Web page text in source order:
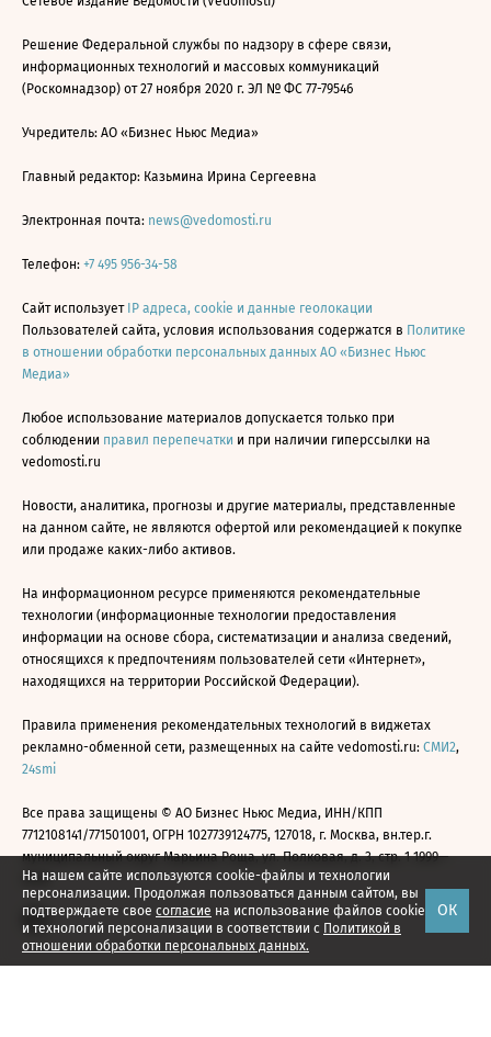
На нашем сайте используются cookie-файлы и технологии
персонализации. Продолжая пользоваться данным сайтом, вы
подтверждаете свое согласие на использование файлов cookie
и технологий персонализации в соответствии с Политикой в
отношении обработки персональных данных.
ОК
Решение Федеральной службы по надзору в сфере связи,
информационных технологий и массовых коммуникаций
(Роскомнадзор) от 27 ноября 2020 г. ЭЛ № ФС 77-79546
Учредитель: АО «Бизнес Ньюс Медиа»
Главный редактор: Казьмина Ирина Сергеевна
Электронная почта: news@vedomosti.ru
Телефон: +7 495 956-34-58
Сайт использует IP адреса, cookie и данные геолокации
Пользователей сайта, условия использования содержатся в Политике
в отношении обработки персональных данных АО «Бизнес Ньюс
Медиа»
Любое использование материалов допускается только при
соблюдении правил перепечатки и при наличии гиперссылки на
vedomosti.ru
Новости, аналитика, прогнозы и другие материалы, представленные
на данном сайте, не являются офертой или рекомендацией к покупке
или продаже каких-либо активов.
На информационном ресурсе применяются рекомендательные
технологии (информационные технологии предоставления
информации на основе сбора, систематизации и анализа сведений,
относящихся к предпочтениям пользователей сети «Интернет»,
находящихся на территории Российской Федерации).
Правила применения рекомендательных технологий в виджетах
рекламно-обменной сети, размещенных на сайте vedomosti.ru: СМИ2,
24smi
Все права защищены © АО Бизнес Ньюс Медиа, ИНН/КПП
7712108141/771501001, ОГРН 1027739124775, 127018, г. Москва, вн.тер.г.
муниципальный округ Марьина Роща, ул. Полковая, д. 3, стр. 1 1999—
2026